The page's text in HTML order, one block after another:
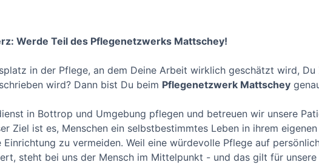
Werde Teil des Pflegenetzwerks Mattschey!
in der Pflege, an dem Deine Arbeit wirklich geschätzt wird,
wird? Dann bist Du beim Pflegenetzwerk Mattschey
in Bottrop und Umgebung pflegen und betreuen wir unsere
Ziel ist es, Menschen ein selbstbestimmtes Leben in ihrem
Einrichtung zu vermeiden. Weil eine würdevolle Pflege auf
steht bei uns der Mensch im Mittelpunkt - und das gilt für